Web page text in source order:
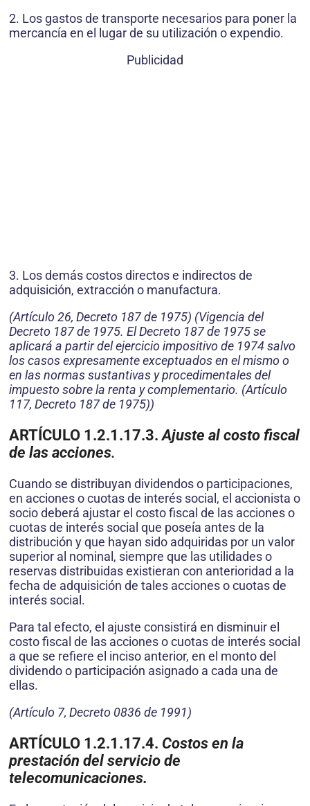
2. Los gastos de transporte necesarios para poner la
mercancía en el lugar de su utilización o expendio.
Publicidad
3. Los demás costos directos e indirectos de
adquisición, extracción o manufactura.
(Artículo 26, Decreto 187 de 1975) (Vigencia del
Decreto 187 de 1975. El Decreto 187 de 1975 se
aplicará a partir del ejercicio impositivo de 1974 salvo
los casos expresamente exceptuados en el mismo o
en las normas sustantivas y procedimentales del
impuesto sobre la renta y complementario. (Artículo
117, Decreto 187 de 1975))
ARTÍCULO 1.2.1.17.3.Ajuste al costo fiscal
de las acciones.
Cuando se distribuyan dividendos o participaciones,
en acciones o cuotas de interés social, el accionista o
socio deberá ajustar el costo fiscal de las acciones o
cuotas de interés social que poseía antes de la
distribución y que hayan sido adquiridas por un valor
superior al nominal, siempre que las utilidades o
reservas distribuidas existieran con anterioridad a la
fecha de adquisición de tales acciones o cuotas de
interés social.
Para tal efecto, el ajuste consistirá en disminuir el
costo fiscal de las acciones o cuotas de interés social
a que se refiere el inciso anterior, en el monto del
dividendo o participación asignado a cada una de
ellas.
(Artículo 7, Decreto 0836 de 1991)
ARTÍCULO 1.2.1.17.4. Costos en la
prestación del servicio de
telecomunicaciones.